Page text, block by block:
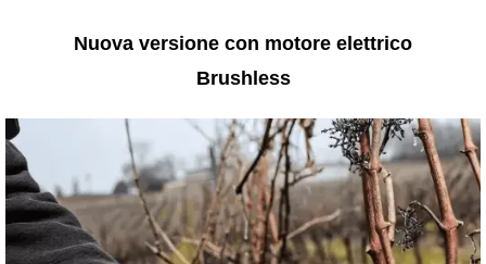
Nuova versione con motore elettrico
Brushless